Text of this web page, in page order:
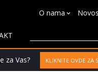
O nama
za Vas? KLIKNITE OVDE ZA